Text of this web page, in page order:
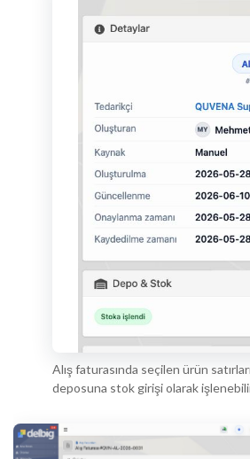
Alış faturasında seçilen ürün
deposuna stok girişi olarak